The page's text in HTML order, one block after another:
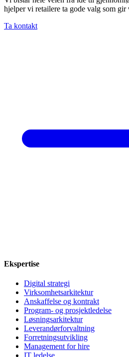
hjelper vi retailere ta gode valg som gir
Ta kontakt
Ekspertise
Digital strategi
Virksomhetsarkitektur
Anskaffelse og kontrakt
Program- og prosjektledelse
Løsningsarkitektur
Leverandørforvaltning
Forretningsutvikling
Management for hire
IT ledelse